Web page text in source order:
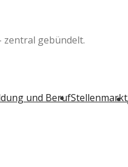
zentral gebündelt.
und BerufStellenmarkt